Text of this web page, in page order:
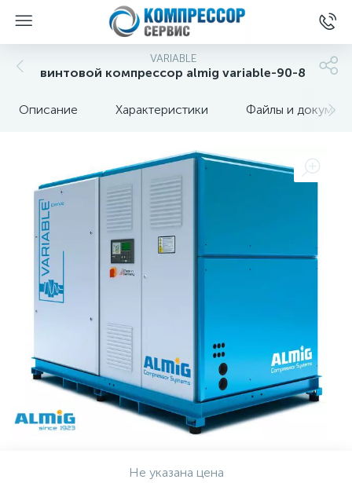
VARIABLE
винтовой компрессор almig variable-90-8
Описание Характеристики Файлы и
Не указана цена